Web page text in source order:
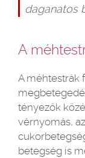
daganatos
A
A méhtestrák
tényezők
vérnyomás,
betegség is